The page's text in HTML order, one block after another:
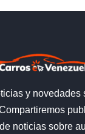
y novedades
noticias sobre